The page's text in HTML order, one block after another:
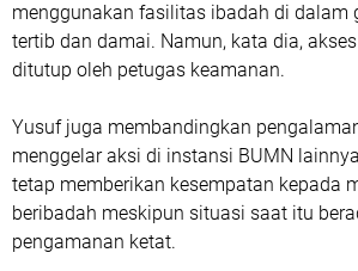
menggunakan fasilitas ibadah di dalam
tertib dan damai. Namun, kata dia,
ditutup oleh petugas keamanan.
Yusuf juga membandingkan
menggelar aksi di instansi BUMN
tetap memberikan kesempatan kepada
beribadah meskipun situasi saat itu
pengamanan ketat.